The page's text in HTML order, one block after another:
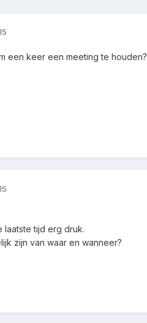
een keer een meeting te houden?
laatste tijd erg druk.
zijn van waar en wanneer?